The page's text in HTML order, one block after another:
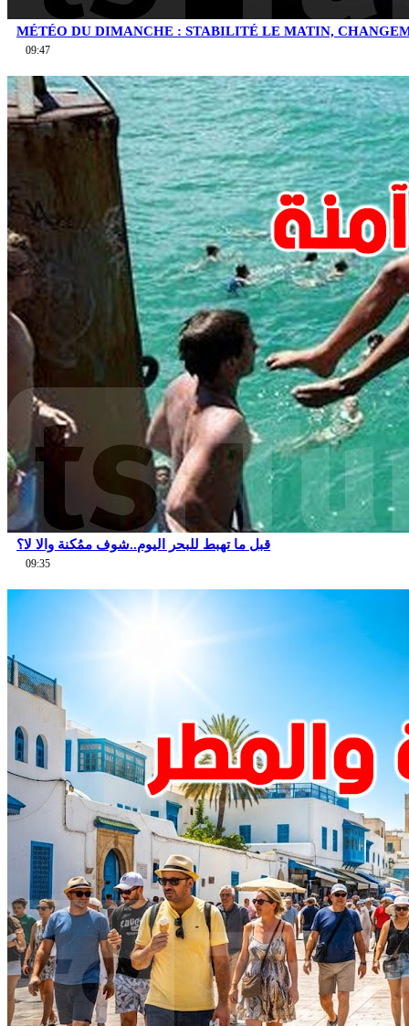
MÉTÉO DU DIMANCHE : STABILITÉ LE MATIN,
09:47
قبل ما تهبط للبحر اليوم..شوف ممُكنة والا لا؟
09:35